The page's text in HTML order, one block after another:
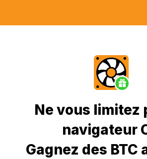
Ne vous limitez
navigateur
Gagnez des BTC